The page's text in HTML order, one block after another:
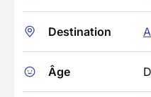
Destination
Âge